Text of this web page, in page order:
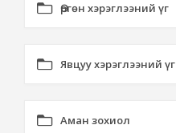
Өргөн хэрэглээний үг
Явцуу хэрэглээний үг
Аман зохиол